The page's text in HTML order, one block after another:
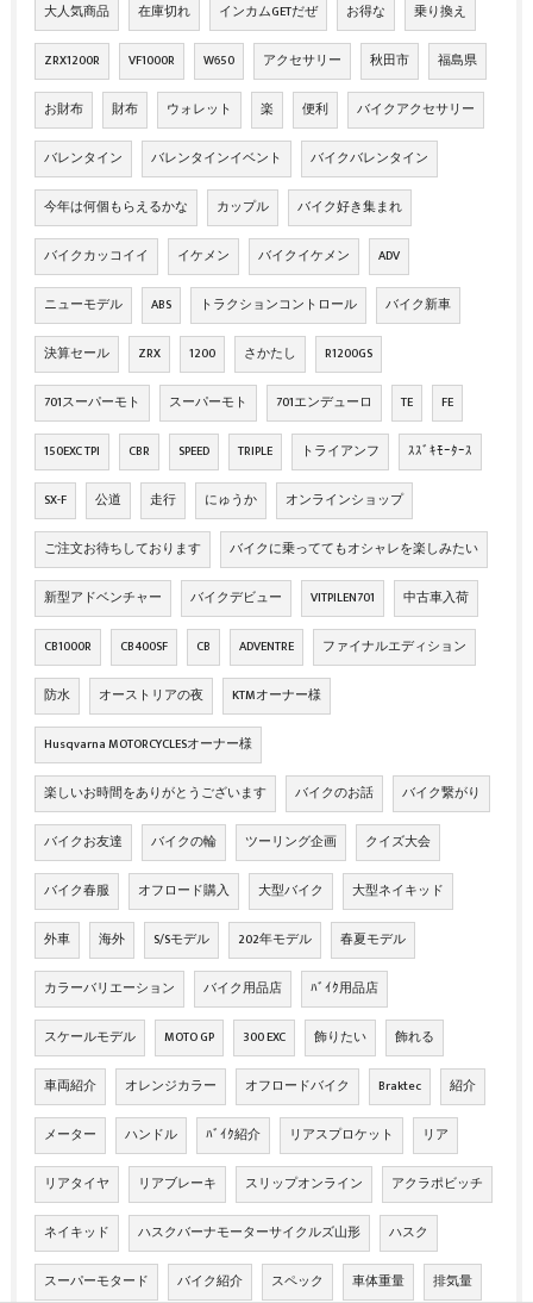
大人気商品 在庫切れ インカムGETだぜ お得な 乗り換え
ZRX1200R VF1000R W650 アクセサリー 秋田市 福島県
お財布 財布 ウォレット 楽 便利 バイクアクセサリー
バレンタイン バレンタインイベント バイクバレンタイン
今年は何個もらえるかな カップル バイク好き集まれ
バイクカッコイイ イケメン バイクイケメン ADV
ニューモデル ABS トラクションコントロール バイク新車
決算セール ZRX 1200 さかたし R1200GS
701スーパーモト スーパーモト 701エンデューロ TE FE
150EXC TPI CBR SPEED TRIPLE トライアンフ ｽｽﾞｷﾓｰﾀｰｽ
SX-F 公道 走行 にゅうか オンラインショップ
ご注文お待ちしております バイクに乗っててもオシャレを楽しみたい
新型アドベンチャー バイクデビュー VITPILEN701 中古車入荷
CB1000R CB400SF CB ADVENTRE ファイナルエディション
防水 オーストリアの夜 KTMオーナー様
Husqvarna MOTORCYCLESオーナー様
楽しいお時間をありがとうございます バイクのお話 バイク繋がり
バイクお友達 バイクの輪 ツーリング企画 クイズ大会
バイク春服 オフロード購入 大型バイク 大型ネイキッド
外車 海外 S/Sモデル 202年モデル 春夏モデル
カラーバリエーション バイク用品店 ﾊﾞｲｸ用品店
スケールモデル MOTO GP 300 EXC 飾りたい 飾れる
車両紹介 オレンジカラー オフロードバイク Braktec 紹介
メーター ハンドル ﾊﾞｲｸ紹介 リアスプロケット リア
リアタイヤ リアブレーキ スリップオンライン アクラポビッチ
ネイキッド ハスクバーナモーターサイクルズ山形 ハスク
スーパーモタード バイク紹介 スペック 車体重量 排気量